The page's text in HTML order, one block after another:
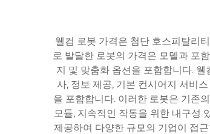
웰컴 로봇 가격은 첨단 호스피탈리
로 발달한 로봇의 가격은 모델과 포
지 및 맞춤화 옵션을 포함합니다.
사, 정보 제공, 기본 컨시어지 서비
을 포함합니다. 이러한 로봇은 기존
모듈, 지속적인 작동을 위한 내구성
제공하여 다양한 규모의 기업이 접